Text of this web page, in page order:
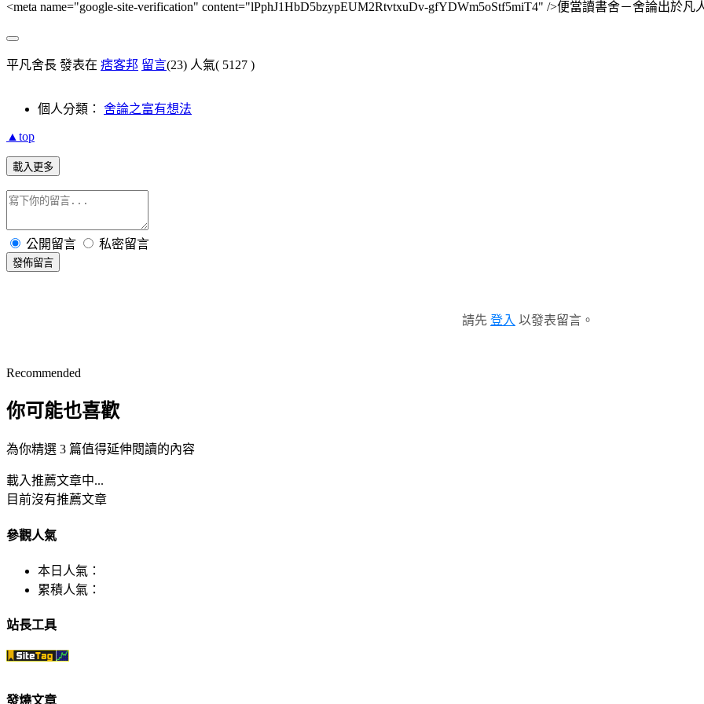
<meta name="google-site-verification" content="lPphJ1HbD5bzypEUM2RtvtxuDv-gfYDWm5oStf5miT4" />便當讀書舍－舍論出於凡
平凡舍長 發表在 痞客邦 留言(23) 人氣( 5127 )
個人分類： 舍論之富有想法
▲top
載入更多
公開留言 私密留言
發佈留言
請先 登入 以發表留言。
Recommended
你可能也喜歡
為你精選 3 篇值得延伸閱讀的內容
載入推薦文章中...
目前沒有推薦文章
參觀人氣
本日人氣：
累積人氣：
站長工具
發燒文章